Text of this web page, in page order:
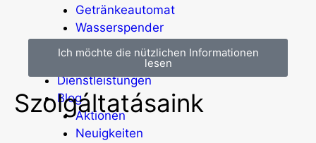
Getränkeautomat
Wasserspender
Economic Line
Weitere Automaten
Dienstleistungen
Blog
Aktionen
Neuigkeiten
Ich möchte die nützlichen Informationen
lesen
Szolgáltatásaink